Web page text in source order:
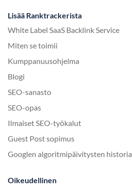
Lisää Ranktrackerista
White Label SaaS Backlink Service
Miten se toimii
Kumppanuusohjelma
Blogi
SEO-sanasto
SEO-opas
Ilmaiset SEO-työkalut
Guest Post sopimus
Googlen algoritmipäivitysten historia
Oikeudellinen